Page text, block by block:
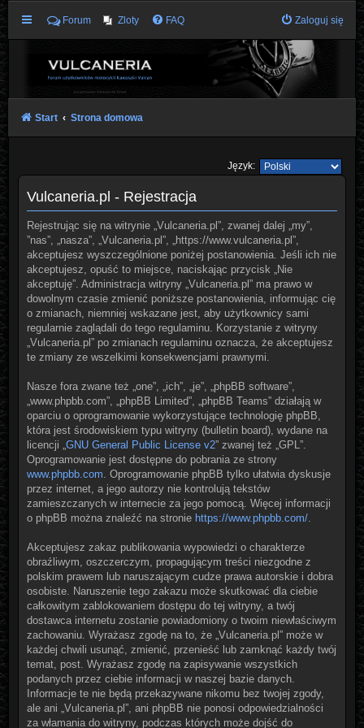
Forum Zloty FAQ Zaloguj się
Start Strona domowa
Język:
Vulcaneria.pl - Rejestracja
Rejestrując się na witrynie „Vulcaneria.pl”, zwanej dalej „my”,
”nas”, „nasza”, „Vulcaneria.pl”, „https://www.vulcaneria.pl”,
akceptujesz wyszczególnione poniżej postanowienia. Jeśli ich nie
akceptujesz, opuść to miejsce, naciskając przycisk „Nie
akceptuję”. Administracja witryny „Vulcaneria.pl” ma prawo w
dowolnym czasie zmienić poniższe postanowienia, informując cię
o zmianach, niemniej wskazane jest, aby użytkownicy sami
regularnie zaglądali do tego regulaminu. Korzystanie z witryny
„Vulcaneria.pl” po zmianach regulaminu oznacza, że akceptujesz
te zmiany ze wszelkimi konsekwencjami prawnymi.
Nasze fora zwane też „one”, „ich”, „je”, „phpBB software”,
„www.phpbb.com”, „phpBB Limited”, „phpBB Teams” działają w
oparciu o oprogramowanie wykorzystujące technologię phpBB,
która jest środowiskiem typu witryny (bulletin board), wydane na
licencji „ GNU General Public License v2” zwanej też „GPL”.
Oprogramowanie jest dostępne do pobrania ze strony
www.phpbb.com . Oprogramowanie phpBB tylko ułatwia dyskusje
przez internet, a jego autorzy nie kontrolują tekstów
zamieszczanych w internecie za jego pomocą. Więcej informacji
o phpBB można znaleźć na stronie https://www.phpbb.com/.
Akceptujesz zakaz publikowania wypowiedzi o charakterze
obraźliwym, oszczerczym, propagującym treści niezgodne z
polskim prawem lub naruszającym cudze prawa autorskie i dobra
osobiste. Naruszenie tego zakazu może skutkować dla ciebie
całkowitym zablokowaniem dostępu do tej witryny, a twój
dostawca internetu zostanie powiadomiony o twoim niewłaściwym
zachowaniu. Wyrażasz zgodę na to, że „Vulcaneria.pl” może w
każdej chwili usunąć, zmienić, przenieść lub zamknąć każdy twój
temat, post. Wyrażasz zgodę na zapisywanie wszystkich
podanych przez ciebie informacji w naszej bazie danych.
Informacje te nie będą przekazywane nikomu bez twojej zgody,
ale ani „Vulcaneria.pl”, ani phpBB nie ponosi odpowiedzialności
za włamania do witryny, podczas których może dojść do